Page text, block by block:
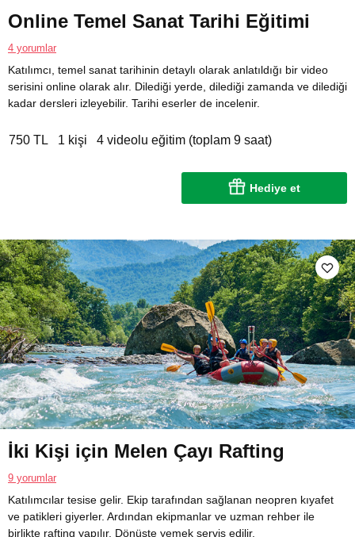
Online Temel Sanat Tarihi Eğitimi
4 yorumlar
Katılımcı, temel sanat tarihinin detaylı olarak anlatıldığı bir video
serisini online olarak alır. Dilediği yerde, dilediği zamanda ve dilediği
kadar dersleri izleyebilir. Tarihi eserler de incelenir.
750 TL 1 kişi 4 videolu eğitim (toplam 9 saat)
Hediye et
İki Kişi için Melen Çayı Rafting
9 yorumlar
Katılımcılar tesise gelir. Ekip tarafından sağlanan neopren kıyafet
ve patikleri giyerler. Ardından ekipmanlar ve uzman rehber ile
birlikte rafting yapılır. Dönüşte yemek servis edilir.